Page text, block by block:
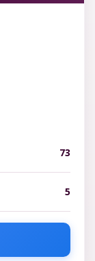
73
5